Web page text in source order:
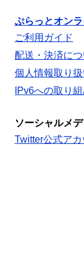
ぷらっとオン
ご利用ガイド
配送・決済につ
個人情報取り
IPv6への取り
ソーシャルメ
Twitter公式アカ